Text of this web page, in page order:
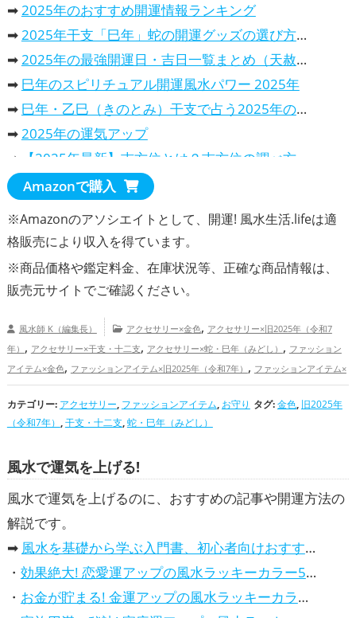
➡2025年のおすすめ開運情報ランキング
➡2025年干支「巳年」蛇の開運グッズの選び方、意味と効果と活用法
➡2025年の最強開運日・吉日一覧まとめ（天赦日・一粒万倍日…）
➡ 巳年のスピリチュアル開運風水パワー 2025年
➡ 巳年・乙巳（きのとみ）干支で占う2025年の運勢は、どんな一年？
➡2025年の運気アップ
➡
【2025年最新】吉方位とは？吉方位の調べ方や吉報旅行先での過ごし方を解説
➡
2025年の開運カレンダー！風水で選ぶ、おすすめランキング
・ パワースポット・カレンダー2025年、開運効果抜群！
2025年の吉日や最強開運日が分かる暦のカレンダー
・2025年の金運を上げる！選ぶべき開運カレンダー
Amazonで購入
※Amazonのアソシエイトとして、開運! 風水生活.lifeは適
格販売により収入を得ています。
※商品価格や鑑定料金、在庫状況等、正確な商品情報は、
販売元サイトでご確認ください。
風水師 K（編集長） アクセサリー×金色, アクセサリー×旧2025年（令和7
年） , アクセサリー×干支・十二支, アクセサリー×蛇・巳年（みどし） , ファッション
アイテム×金色, ファッションアイテム×旧2025年（令和7年） , ファッションアイテム×
干支・十二支,ファッションアイテム×蛇・巳年（みどし）,お守り×金色,お守り×旧
2025年（令和7年）,お守り×干支・十二支,お守り×蛇・巳年（みどし）
金色の開
運グッズ,旧2025年（令和7年）の開運グッズ,干支・十二支の開運グッズ
運・全体運アップ
カテゴリー: アクセサリー, ファッションアイテム, お守り タグ:金色, 旧2025年
（令和7年） ,干支・十二支,蛇・巳年（みどし）
風水で運気を上げる!
風水で運気を上げるのに、おすすめの記事や開運方法の
解説です。
➡ 風水を基礎から学ぶ入門書、初心者向けおすすめ本
・ 効果絶大! 恋愛運アップの風水ラッキーカラー5選、解説付き
・ お金が貯まる! 金運アップの風水ラッキーカラー5選、効果解説